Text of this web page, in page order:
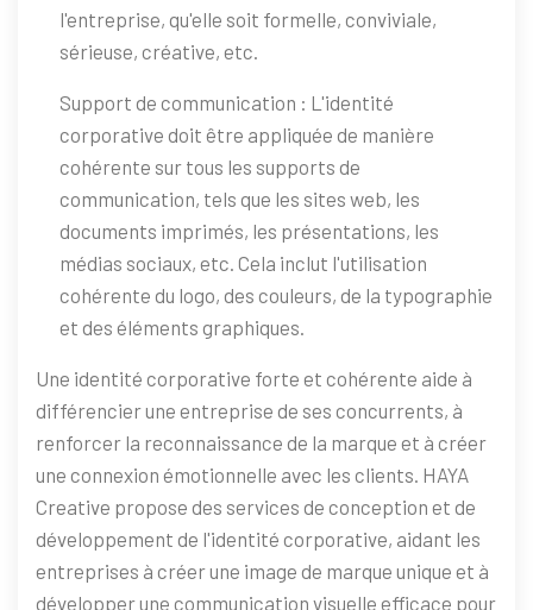
l'entreprise, qu'elle soit formelle, conviviale,
sérieuse, créative, etc.
Support de communication : L'identité
corporative doit être appliquée de manière
cohérente sur tous les supports de
communication, tels que les sites web, les
documents imprimés, les présentations, les
médias sociaux, etc. Cela inclut l'utilisation
cohérente du logo, des couleurs, de la typographie
et des éléments graphiques.
Une identité corporative forte et cohérente aide à
différencier une entreprise de ses concurrents, à
renforcer la reconnaissance de la marque et à créer
une connexion émotionnelle avec les clients. HAYA
Creative propose des services de conception et de
développement de l'identité corporative, aidant les
entreprises à créer une image de marque unique et à
développer une communication visuelle efficace pour